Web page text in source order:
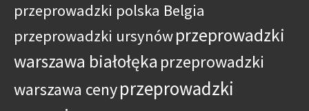
przeprowadzki polska Belgia
przeprowadzki ursynówprzeprowadzki
warszawa białołęka przeprowadzki
warszawa cenyprzeprowadzki